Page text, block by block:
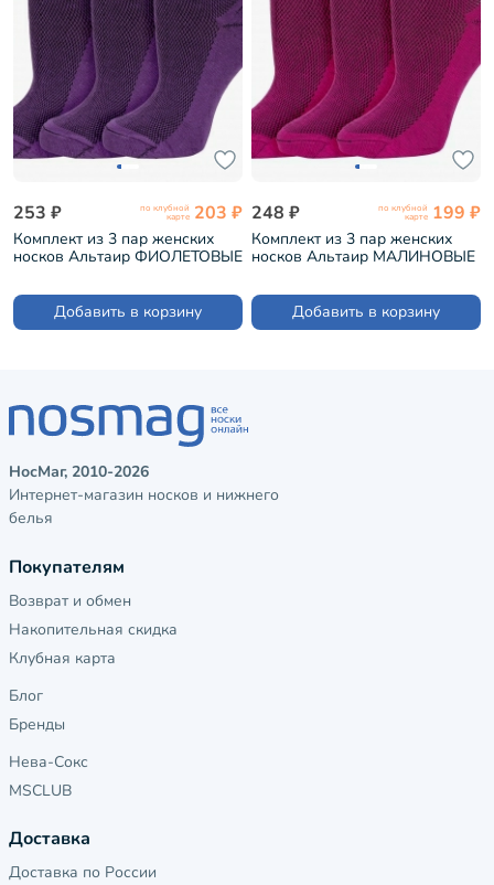
253 ₽ по клубной
карте 203 ₽
Комплект из 3 пар женских
носков Альтаир ФИОЛЕТОВЫЕ
Добавить в корзину
248 ₽ по клубной
карте 199 ₽
Комплект из 3 пар женских
носков Альтаир МАЛИНОВЫЕ
Добавить в корзину
НосМаг, 2010-2026
Интернет-магазин носков и нижнего
белья
Покупателям
Возврат и обмен
Накопительная скидка
Клубная карта
Блог
Бренды
Нева-Сокс
MSCLUB
Доставка
Доставка по России